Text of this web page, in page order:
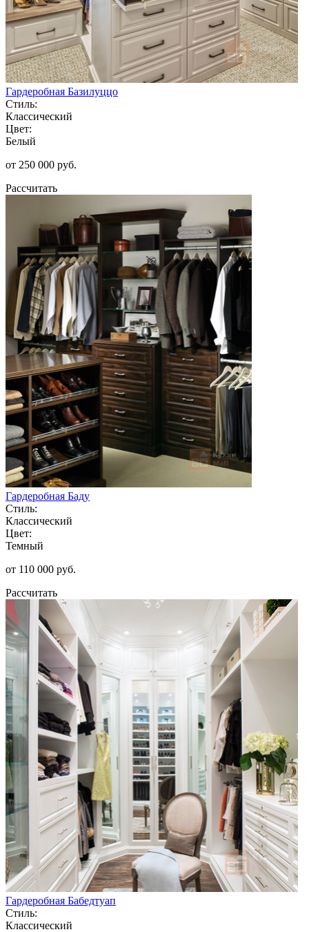
Гардеробная Базилуццо
Стиль:
Классический
Цвет:
Белый
от 250 000 руб.
Рассчитать
Гардеробная Баду
Стиль:
Классический
Цвет:
Темный
от 110 000 руб.
Рассчитать
Гардеробная Бабедтуап
Стиль:
Классический